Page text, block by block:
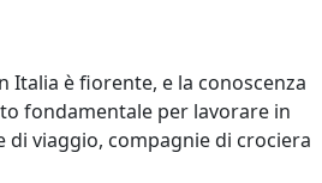
Italia è fiorente, e la conoscenza
fondamentale per lavorare in
viaggio, compagnie di crociera